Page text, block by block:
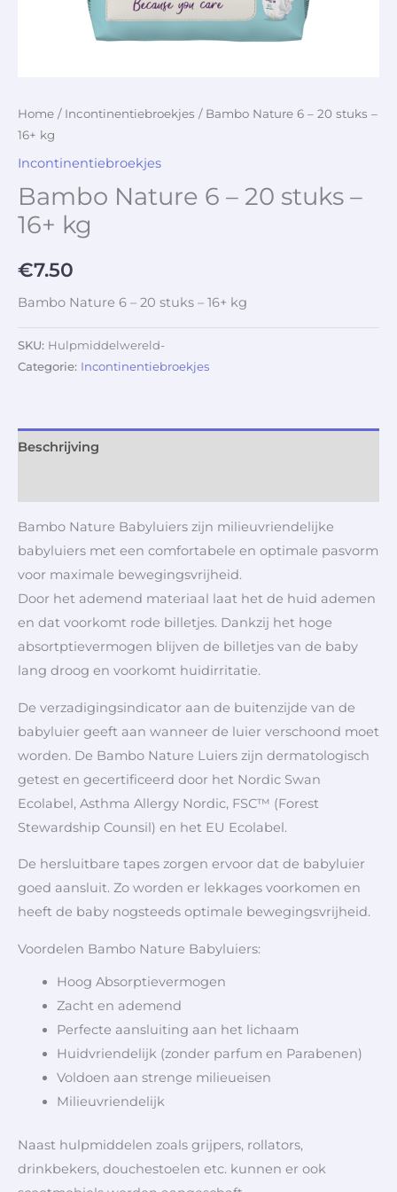
Home / Incontinentiebroekjes / Bambo Nature 6 – 20 stuks –
16+ kg
Incontinentiebroekjes
Bambo Nature 6 – 20 stuks –
16+ kg
€7.50
Bambo Nature 6 – 20 stuks – 16+ kg
SKU: Hulpmiddelwereld-
Categorie: Incontinentiebroekjes
Beschrijving
Bambo Nature Babyluiers zijn milieuvriendelijke
babyluiers met een comfortabele en optimale pasvorm
voor maximale bewegingsvrijheid.
Door het ademend materiaal laat het de huid ademen
en dat voorkomt rode billetjes. Dankzij het hoge
absortptievermogen blijven de billetjes van de baby
lang droog en voorkomt huidirritatie.
De verzadigingsindicator aan de buitenzijde van de
babyluier geeft aan wanneer de luier verschoond moet
worden. De Bambo Nature Luiers zijn dermatologisch
getest en gecertificeerd door het Nordic Swan
Ecolabel, Asthma Allergy Nordic, FSC™ (Forest
Stewardship Counsil) en het EU Ecolabel.
De hersluitbare tapes zorgen ervoor dat de babyluier
goed aansluit. Zo worden er lekkages voorkomen en
heeft de baby nogsteeds optimale bewegingsvrijheid.
Voordelen Bambo Nature Babyluiers:
Hoog Absorptievermogen
Zacht en ademend
Perfecte aansluiting aan het lichaam
Huidvriendelijk (zonder parfum en Parabenen)
Voldoen aan strenge milieueisen
Milieuvriendelijk
Naast hulpmiddelen zoals grijpers, rollators,
drinkbekers, douchestoelen etc. kunnen er ook